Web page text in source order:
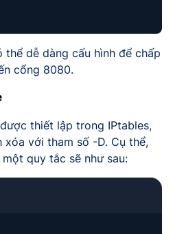
thể dễ dàng cấu hình để chấp
cổng 8080.
thiết lập trong IPtables,
xóa với tham số -D. Cụ thể,
quy tắc sẽ như sau: